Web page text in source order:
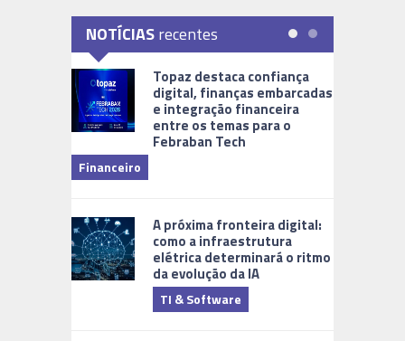
NOTÍCIASrecentes
Topaz destaca confiança
digital, finanças embarcadas
e integração financeira
entre os temas para o
Febraban Tech
Financeiro
A próxima fronteira digital:
como a infraestrutura
elétrica determinará o ritmo
da evolução da IA
TI & Software